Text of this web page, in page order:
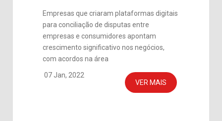
Empresas que criaram plataformas digitais
para conciliação de disputas entre
empresas e consumidores apontam
crescimento significativo nos negócios,
com acordos na área
07 Jan, 2022
VER MAIS